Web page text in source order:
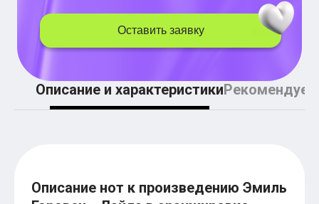
Легкие аккорды (простые песни)
Аккорды со словами (вокал)
BEARWOLF
Мари Краймбрери
Комната культуры
XOLIDAYBOY
Пицца
Оставить заявку
Описание и характеристикиРекомендуем
Описание нот к произведению Эмиль